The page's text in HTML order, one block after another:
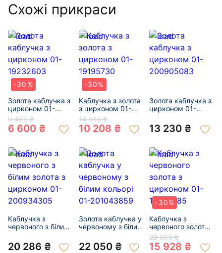
Схожі прикраси
-30%
Золота каблучка з
цирконом 01-
19232603
9 450 ₴
6 600 ₴
-30%
Каблучка з золота
з цирконом 01-
19195730
14 616 ₴
10 208 ₴
Золота каблучка з
цирконом 01-
13 230 ₴
Каблучка з
червоного з білим
01-200934305
20 286 ₴
Золота каблучка у
червоному з білим
201043859
22 050 ₴
-30%
Каблучка з
червоного золота
з цирконом 01-
19298785
22 806 ₴
15 928 ₴